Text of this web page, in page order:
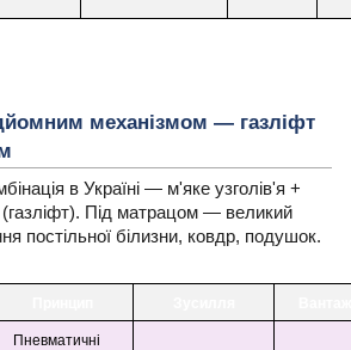
механізмом — газліфт
в Україні — м'яке узголів'я +
(газліфт). Під матрацом — великий
постільної білизни, ковдр, подушок.
Пневматичні